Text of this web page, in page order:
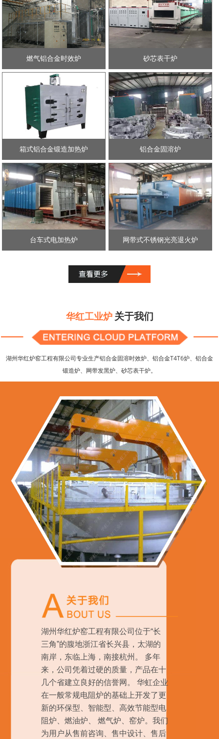
燃气铝合金时效炉 砂芯表干炉
箱式铝合金锻造加热炉 铝合金固溶炉
台车式电加热炉 网带式不锈钢光亮退火炉
华红工业炉 关于我们
湖州华红炉窑工程有限公司专业生产铝合金固溶时效炉、铝合金T4T6炉、铝合金
锻造炉、网带发黑炉、砂芯表干炉。
湖州华红炉窑工程有限公司位于“长
三角”的腹地浙江省长兴县，太湖的
南岸，东临上海，南接杭州。 多年
来，公司凭着过硬的质量，产品在十
几个省建立良好的信誉网。 华虹企业
在一般常规电阻炉的基础上开发了更
新的环保型、智能型、高效节能型电
阻炉、燃油炉、 燃气炉、窑炉。我们
为用户从售前咨询、售中设计、售后